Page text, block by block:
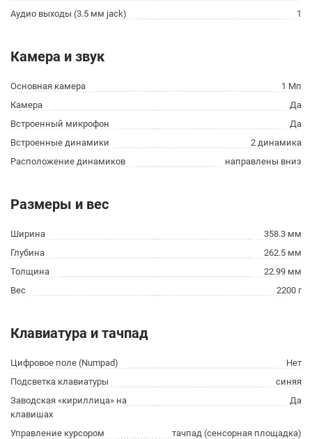
Аудио выходы (3.5 мм jack) 1
Камера и звук
Основная камера
1 Мп
Камера
Да
Встроенный микрофон
Да
Встроенные динамики
2 динамика
Расположение динамиков
направлены вниз
Размеры и вес
Ширина
358.3 мм
Глубина
262.5 мм
Толщина
22.99 мм
Вес
2200 г
Клавиатура и тачпад
Цифровое поле (Numpad)
Нет
Подсветка клавиатуры
синяя
Заводская «кириллица» на
клавишах
Да
Управление курсором
тачпад (сенсорная площадка)